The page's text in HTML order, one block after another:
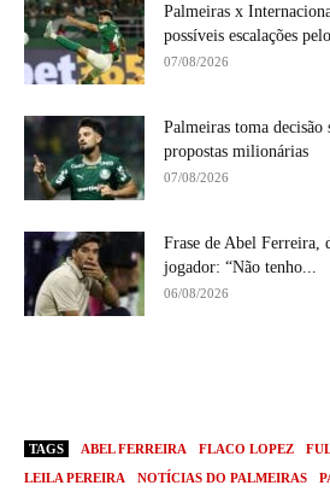
Palmeiras x
possíveis escalações
07/08/2026
Palmeiras toma
propostas milionárias
07/08/2026
Frase de Abel Ferreira,
jogador: “Não tenho...
06/08/2026
TAGS ABEL FERREIRA FLACO LOPEZ
LEILA PEREIRA
NOTÍCIAS DO PALMEIRAS